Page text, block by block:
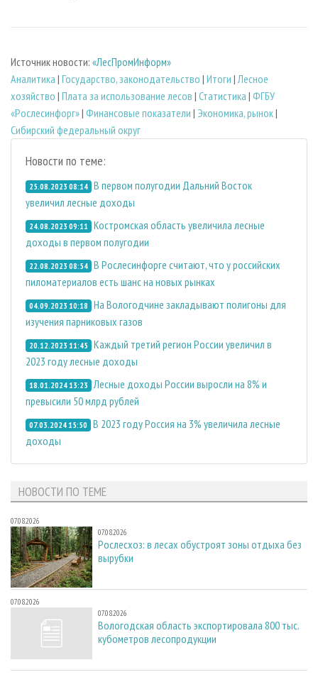
Источник новости: «ЛесПромИнформ»
Аналитика | Государство, законодательство | Итоги |Лесное
хозяйство | Плата за использование лесов | Статистика | ФГБУ
«Рослесинфорг»| Финансовые показатели | Экономика, рынок|
Сибирский федеральный округ
Новости по теме:
25.08.2023 08:14 В первом полугодии Дальний Восток
увеличил лесные доходы
24.08.2023 09:11 Костромская область увеличила лесные
доходы в первом полугодии
22.08.2023 08:54 В Рослесинфорге считают, что у российских
пиломатериалов есть шанс на новых рынках
04.09.2023 10:18 На Вологодчине закладывают полигоны для
изучения парниковых газов
20.12.2023 11:45 Каждый третий регион России увеличил в
2023 году лесные доходы
18.01.2024 13:23 Лесные доходы России выросли на 8% и
превысили 50 млрд рублей
07.03.2024 15:50 В 2023 году Россия на 3% увеличила лесные
доходы
НОВОСТИ ПО ТЕМЕ
07.08.2026
07.08.2026
Рослесхоз: в лесах обустроят зоны отдыха без
вырубки
07.08.2026
07.08.2026
Вологодская область экспортировала 800 тыс.
кубометров лесопродукции